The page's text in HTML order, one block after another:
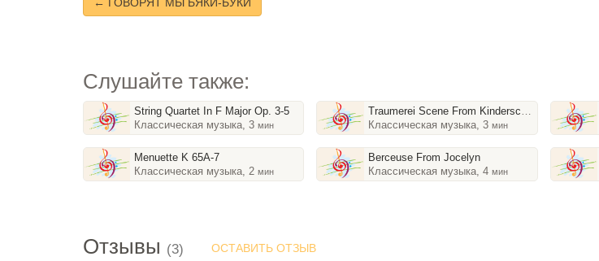
Слушайте также:
String Quartet In F Major Op. 3-5
Классическая музыка, 3мин
Menuette K 65A-7
Классическая музыка, 2мин
Traumerei Scene From Kinderscenen Op. 15-7
Классическая музыка, 3 мин
Berceuse From Jocelyn
Классическая музыка, 4 мин
Отзывы (3) ОСТАВИТЬ ОТЗЫВ